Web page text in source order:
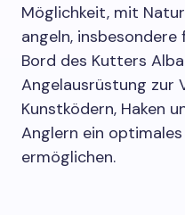
Möglichkeit, mit
angeln, insbesondere
Bord des Kutters
Angelausrüstung zur
Kunstködern, Haken
Anglern ein
ermöglichen.